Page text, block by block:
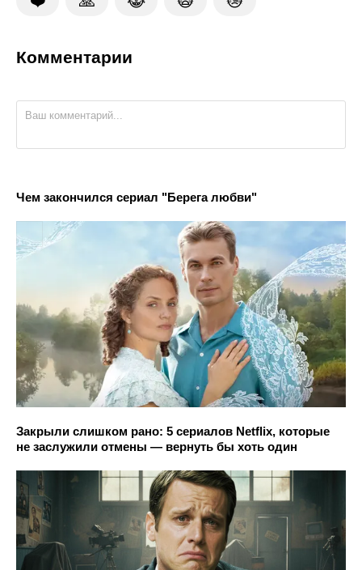
Комментарии
Чем закончился сериал "Берега любви"
Закрыли слишком рано: 5 сериалов Netflix, которые
не заслужили отмены — вернуть бы хоть один